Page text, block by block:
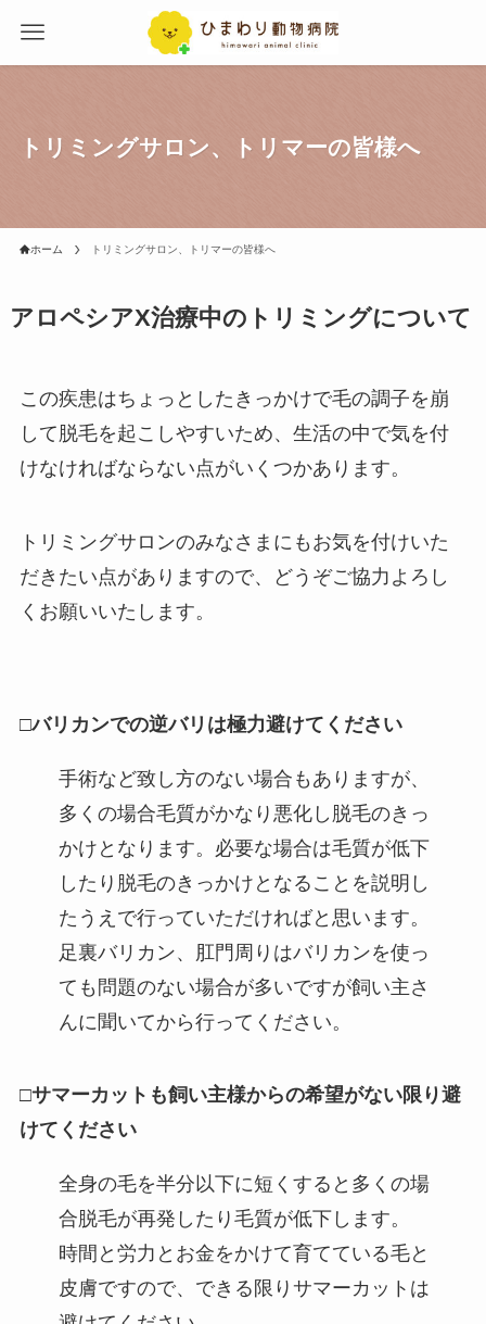
トリミングサロン、トリマーの皆様へ
ホーム トリミングサロン、トリマーの皆様へ
アロペシアX治療中のトリミングについて
この疾患はちょっとしたきっかけで毛の調子を崩
して脱毛を起こしやすいため、生活の中で気を付
けなければならない点がいくつかあります。
トリミングサロンのみなさまにもお気を付けいた
だきたい点がありますので、どうぞご協力よろし
くお願いいたします。
□バリカンでの逆バリは極力避けてください
手術など致し方のない場合もありますが、
多くの場合毛質がかなり悪化し脱毛のきっ
かけとなります。必要な場合は毛質が低下
したり脱毛のきっかけとなることを説明し
たうえで行っていただければと思います。
足裏バリカン、肛門周りはバリカンを使っ
ても問題のない場合が多いですが飼い主さ
んに聞いてから行ってください。
□サマーカットも飼い主様からの希望がない限り避
けてください
全身の毛を半分以下に短くすると多くの場
合脱毛が再発したり毛質が低下します。
時間と労力とお金をかけて育てている毛と
皮膚ですので、できる限りサマーカットは